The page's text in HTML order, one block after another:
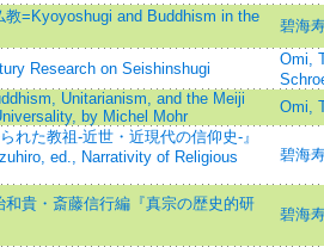
教=Kyoyoshugi and Buddhism in the
碧海
Research on Seishinshugi
Omi,
Unitarianism, and the Meiji
by Michel Mohr
Omi,
れた教祖-近世・近現代の信仰史-』
ed., Narrativity of Religious
碧海
和貴・斎藤信行編『真宗の歴史的研
碧海